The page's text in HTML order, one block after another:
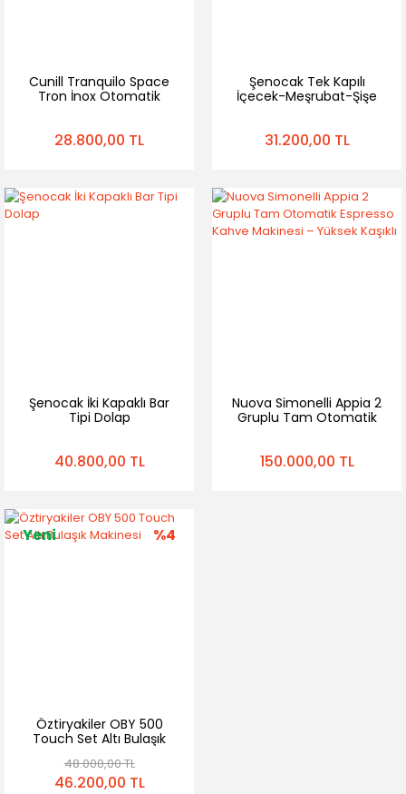
Cunill Tranquilo Space
Tron İnox Otomatik
28.800,00 TL
Şenocak Tek Kapılı
İçecek-Meşrubat-Şişe
31.200,00 TL
Şenocak İki Kapaklı Bar
Tipi Dolap
40.800,00 TL
Nuova Simonelli Appia 2
Gruplu Tam Otomatik
150.000,00 TL
%4
Yeni
Öztiryakiler OBY 500
Touch Set Altı Bulaşık
48.000,00 TL
46.200,00 TL